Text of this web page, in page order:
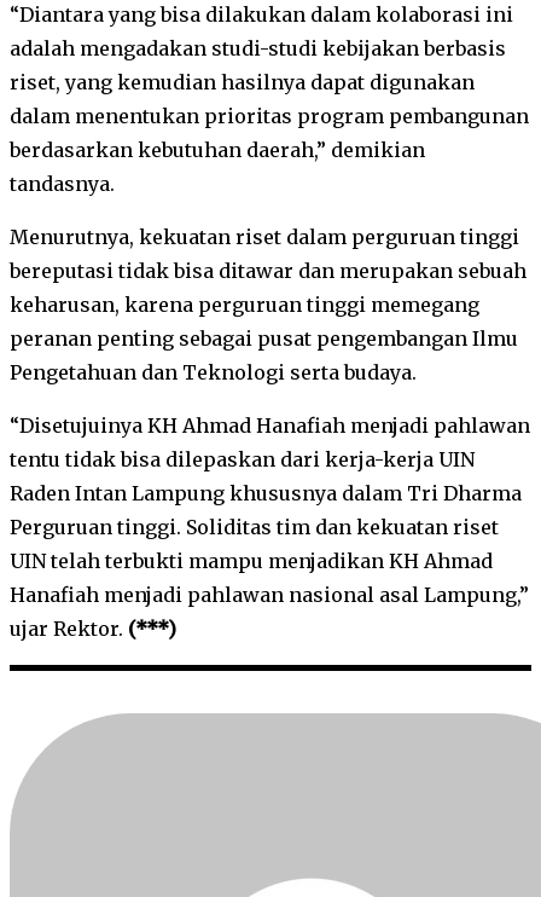
“Diantara yang bisa dilakukan dalam kolaborasi ini
adalah mengadakan studi-studi kebijakan berbasis
riset, yang kemudian hasilnya dapat digunakan
dalam menentukan prioritas program pembangunan
berdasarkan kebutuhan daerah,” demikian
tandasnya.
Menurutnya, kekuatan riset dalam perguruan tinggi
bereputasi tidak bisa ditawar dan merupakan sebuah
keharusan, karena perguruan tinggi memegang
peranan penting sebagai pusat pengembangan Ilmu
Pengetahuan dan Teknologi serta budaya.
“Disetujuinya KH Ahmad Hanafiah menjadi pahlawan
tentu tidak bisa dilepaskan dari kerja-kerja UIN
Raden Intan Lampung khususnya dalam Tri Dharma
Perguruan tinggi. Soliditas tim dan kekuatan riset
UIN telah terbukti mampu menjadikan KH Ahmad
Hanafiah menjadi pahlawan nasional asal Lampung,”
ujar Rektor. (***)